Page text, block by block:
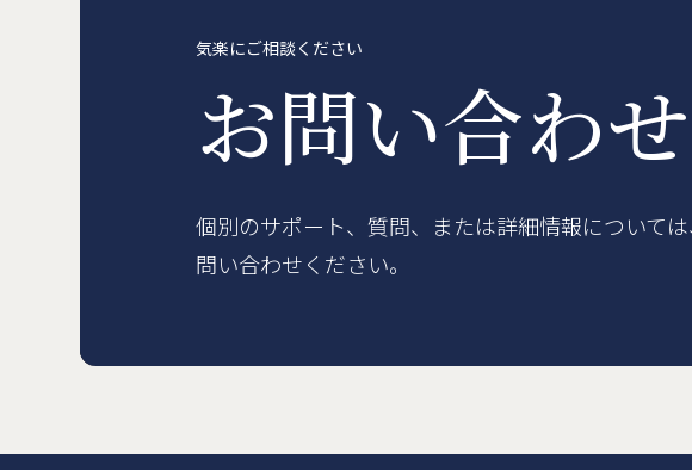
気楽にご相談ください
お問い合わせ
個別のサポート、質問、または詳細情報について
問い合わせください。